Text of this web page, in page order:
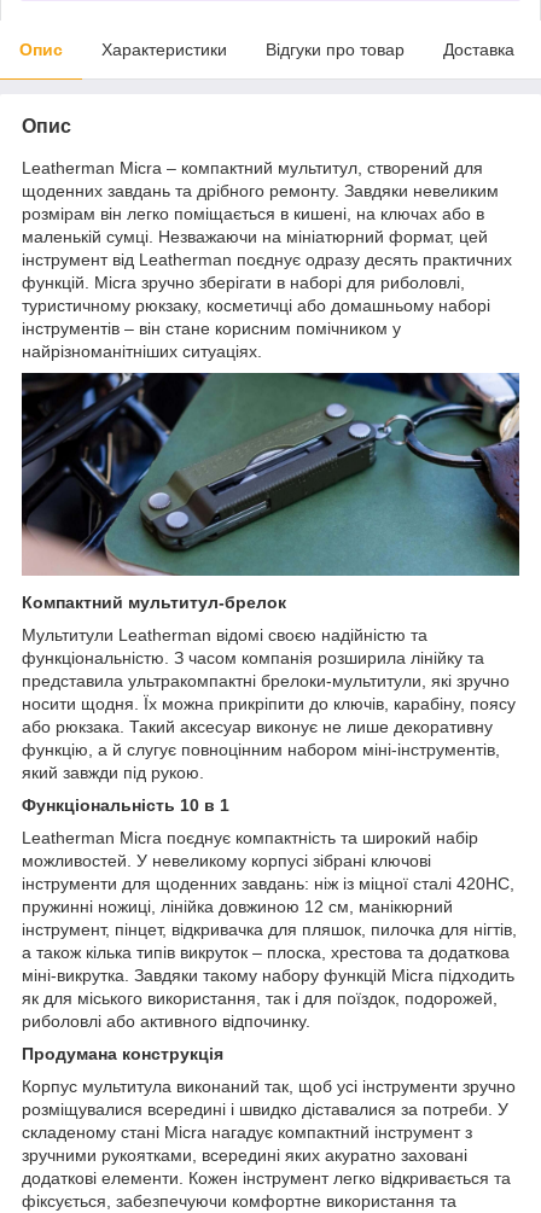
Опис Характеристики Відгуки про товар Доставка
Опис
Leatherman Micra – компактний мультитул, створений для
щоденних завдань та дрібного ремонту. Завдяки невеликим
розмірам він легко поміщається в кишені, на ключах або в
маленькій сумці. Незважаючи на мініатюрний формат, цей
інструмент від Leatherman поєднує одразу десять практичних
функцій. Micra зручно зберігати в наборі для риболовлі,
туристичному рюкзаку, косметичці або домашньому наборі
інструментів – він стане корисним помічником у
найрізноманітніших ситуаціях.
Компактний мультитул-брелок
Мультитули Leatherman відомі своєю надійністю та
функціональністю. З часом компанія розширила лінійку та
представила ультракомпактні брелоки-мультитули, які зручно
носити щодня. Їх можна прикріпити до ключів, карабіну, поясу
або рюкзака. Такий аксесуар виконує не лише декоративну
функцію, а й слугує повноцінним набором міні-інструментів,
який завжди під рукою.
Функціональність 10 в 1
Leatherman Micra поєднує компактність та широкий набір
можливостей. У невеликому корпусі зібрані ключові
інструменти для щоденних завдань: ніж із міцної сталі 420HC,
пружинні ножиці, лінійка довжиною 12 см, манікюрний
інструмент, пінцет, відкривачка для пляшок, пилочка для нігтів,
а також кілька типів викруток – плоска, хрестова та додаткова
міні-викрутка. Завдяки такому набору функцій Micra підходить
як для міського використання, так і для поїздок, подорожей,
риболовлі або активного відпочинку.
Продумана конструкція
Корпус мультитула виконаний так, щоб усі інструменти зручно
розміщувалися всередині і швидко діставалися за потреби. У
складеному стані Micra нагадує компактний інструмент з
зручними рукоятками, всередині яких акуратно заховані
додаткові елементи. Кожен інструмент легко відкривається та
фіксується, забезпечуючи комфортне використання та